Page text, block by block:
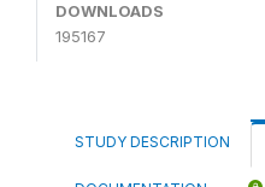
DOWNLOADS
195167
STUDY DESCRIPTION